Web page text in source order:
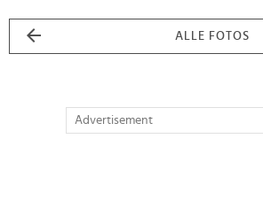
ALLE FOTOS
Advertisement